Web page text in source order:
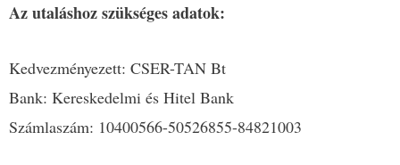
Az utaláshoz szükséges adatok:
Kedvezményezett: CSER-TAN Bt
Bank: Kereskedelmi és Hitel Bank
Számlaszám: 10400566-50526855-84821003